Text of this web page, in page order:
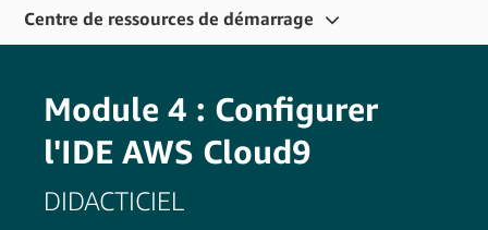
Passer au contenu principal
Centre de ressources de démarrage
Informations et formations
Connectez-vous
Outils pour développeurs
Module 4 : Configurer
l'IDE AWS Cloud9
DIDACTICIEL